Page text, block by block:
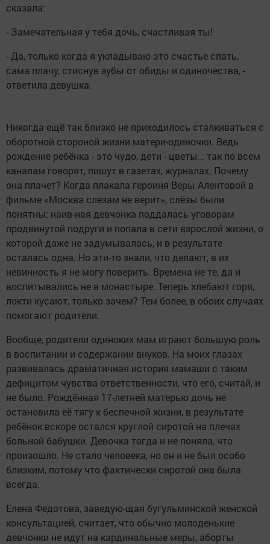
сказала:
- Замечательная у тебя дочь, счастливая ты!
- Да, только когда я укладываю это счастье спать,
сама плачу, стиснув зубы от обиды и одиночества, -
ответила девушка.
Никогда ещё так близко не приходилось сталкиваться с
оборотной стороной жизни матери-одиночки. Ведь
рождение ребёнка - это чудо, дети - цветы… так по всем
каналам говорят, пишут в газетах, журналах. Почему
она плачет? Когда плакала героиня Веры Алентовой в
фильме «Москва слезам не верит», слёзы были
понятны: наив-ная девчонка поддалась уговорам
продвинутой подруги и попала в сети взрослой жизни, о
которой даже не задумывалась, и в результате
осталась одна. Но эти-то знали, что делают, в их
невинность я не могу поверить. Времена не те, да и
воспитывались не в монастыре. Теперь хлебают горя,
локти кусают, только зачем? Тем более, в обоих случаях
помогают родители.
Вообще, родители одиноких мам играют большую роль
в воспитании и содержании внуков. На моих глазах
развивалась драматичная история мамаши с таким
дефицитом чувства ответственности, что его, считай, и
не было. Рождённая 17-летней матерью дочь не
остановила её тягу к беспечной жизни, в результате
ребёнок вскоре остался круглой сиротой на плечах
больной бабушки. Девочка тогда и не поняла, что
произошло. Не стало человека, но он и не был особо
близким, потому что фактически сиротой она была
всегда.
Елена Федотова, заведую-щая бугульминской женской
консультацией, считает, что обычно молоденькие
девчонки не идут на кардинальные меры, аборты